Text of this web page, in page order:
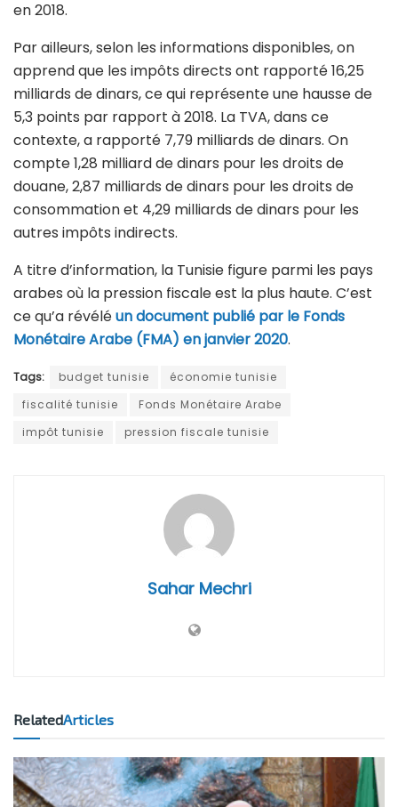
en 2018.
Par ailleurs, selon les informations disponibles, on
apprend que les impôts directs ont rapporté 16,25
milliards de dinars, ce qui représente une hausse de
5,3 points par rapport à 2018. La TVA, dans ce
contexte, a rapporté 7,79 milliards de dinars. On
compte 1,28 milliard de dinars pour les droits de
douane, 2,87 milliards de dinars pour les droits de
consommation et 4,29 milliards de dinars pour les
autres impôts indirects.
A titre d’information, la Tunisie figure parmi les pays
arabes où la pression fiscale est la plus haute. C’est
ce qu’a révéléun document publié par le Fonds
Monétaire Arabe (FMA) en janvier 2020.
Tags: budget tunisie
économie tunisie
fiscalité tunisie
Fonds Monétaire Arabe
impôt tunisie
pression fiscale tunisie
Sahar Mechri
RelatedArticles